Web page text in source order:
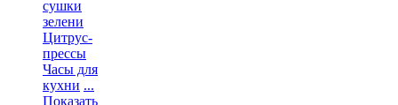
сушки
зелени
Цитрус-
прессы
Часы для
кухни ...
Показать